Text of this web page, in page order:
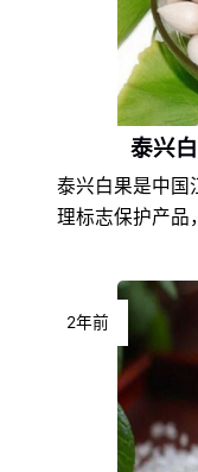
泰兴
泰兴白果是中国
理标志保护产品
的地理环境条
人情的差异，
格，享誉盛名
2年前